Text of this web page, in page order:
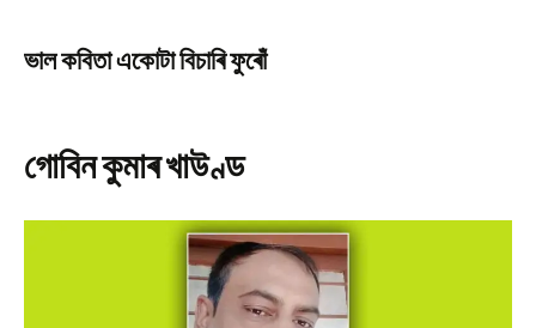
ভাল কবিতা একোটা বিচাৰি ফুৰোঁ
গোবিন কুমাৰ খাউণ্ড